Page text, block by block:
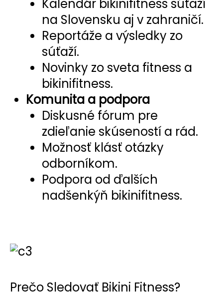
Kalendár bikinifitness súťaží
na Slovensku aj v zahraničí.
Reportáže a výsledky zo
súťaží.
Novinky zo sveta fitness a
bikinifitness.
Komunita a podpora
Diskusné fórum pre
zdieľanie skúseností a rád.
Možnosť klásť otázky
odborníkom.
Podpora od ďalších
nadšenkýň bikinifitness.
Prečo Sledovať Bikini Fitness?